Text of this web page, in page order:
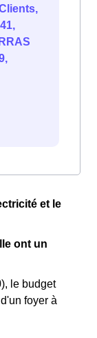
et le
ont un
le budget
foyer à